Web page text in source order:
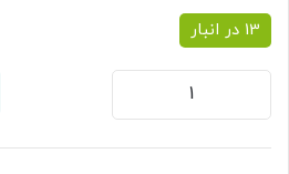
13 در انبار
کتاب
و
نماز